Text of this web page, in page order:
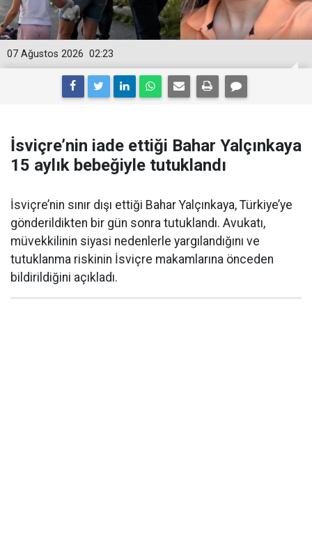
02:23
07 Ağustos 2026
İsviçre’nin iade ettiği Bahar Yalçınkaya
15 aylık bebeğiyle tutuklandı
İsviçre’nin sınır dışı ettiği Bahar Yalçınkaya, Türkiye’ye
gönderildikten bir gün sonra tutuklandı. Avukatı,
müvekkilinin siyasi nedenlerle yargılandığını ve
tutuklanma riskinin İsviçre makamlarına önceden
bildirildiğini açıkladı.